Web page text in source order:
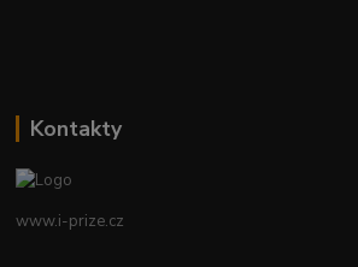
Kontakty
www.i-prize.cz